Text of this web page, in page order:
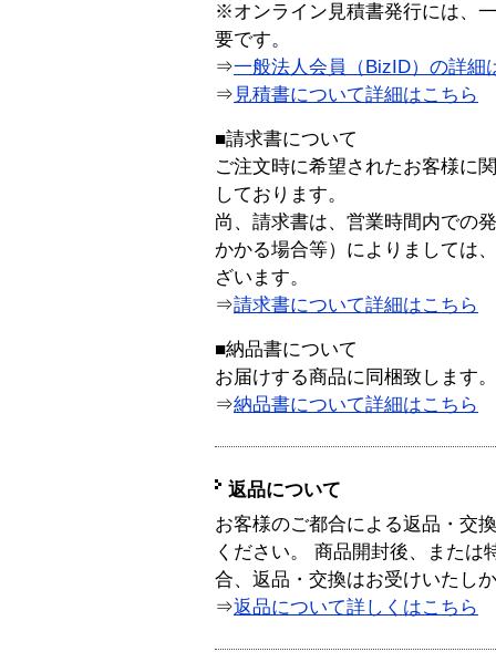
※オンライン見積書発行には、
要です。
⇒一般法人会員（BizID）の詳細
⇒ 見積書について詳細はこちら
■請求書について
ご注文時に希望されたお客様に
しております。
尚、請求書は、営業時間内での
かかる場合等）によりましては
ざいます。
⇒請求書について詳細はこちら
■納品書について
お届けする商品に同梱致します。
⇒納品書について詳細はこちら
返品について
お客様のご都合による返品・交
ください。 商品開封後、または
合、返品・交換はお受けいたし
⇒返品について詳しくはこちら